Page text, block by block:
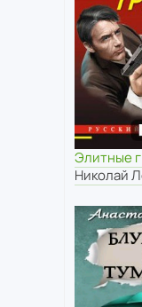
Элитные
Николай